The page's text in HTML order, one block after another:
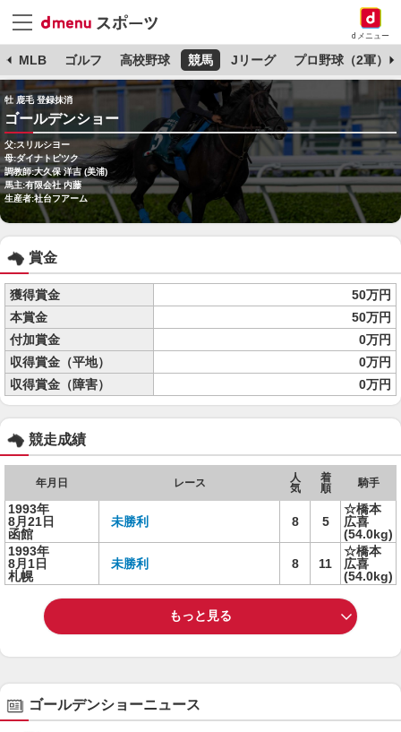
dメニュー
MLB ゴルフ 高校野球 競馬 Jリーグ プロ野球（2軍）
牡 鹿毛 登録抹消
ゴールデンショー
父:スリルシヨー
母:ダイナトピツク
調教師:大久保 洋吉 (美浦)
馬主:有限会社 内藤
生産者:社台フアーム
賞金
獲得賞金
50万円
本賞金
50万円
付加賞金
0万円
収得賞金（平地）
0万円
収得賞金（障害）
0万円
競走成績
年月日 レース
人
気
着
順
騎手
1993年
8月21日
函館
未勝利 8 5
☆橋本
広喜
(54.0kg)
1993年
8月1日
札幌
未勝利 8 11
☆橋本
広喜
(54.0kg)
もっと見る
ゴールデンショーニュース